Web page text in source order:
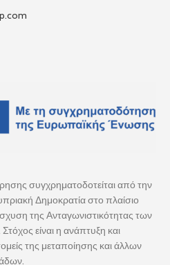
συγχρηματοδοτείται από την
Δημοκρατία στο πλαίσιο
της Ανταγωνιστικότητας των
είναι η ανάπτυξη και
της μεταποίησης και άλλων